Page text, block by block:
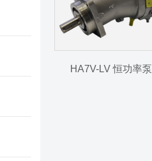
HA7V-LV 恒功率泵